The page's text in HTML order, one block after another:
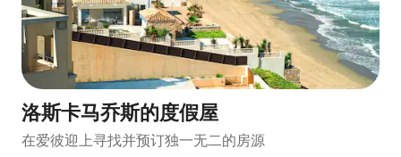
洛斯卡马乔斯的度假屋
在爱彼迎上寻找并预订独一无二的房源